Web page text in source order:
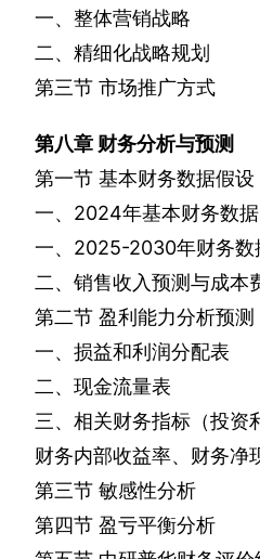
一、整体营销战略
二、精细化战略规划
第三节 市场推广方式
第八章 财务分析与预测
第一节 基本财务数据假设
一、 2024年基本财务数据
一、 2025-2030年财务数
二、销售收入预测与成本
第二节 盈利能力分析预测
一、损益和利润分配表
二、现金流量表
三、相关财务指标（投资
财务内部收益率、财务净
第三节 敏感性分析
第四节 盈亏平衡分析